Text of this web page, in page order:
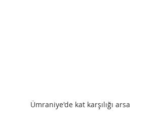
Ümraniye'de kat karşılığı arsa